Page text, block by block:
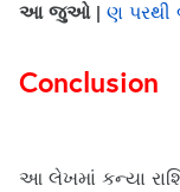
આ જુઓ | ણ પરથી
Conclusion
આ લેખમાં કન્યા